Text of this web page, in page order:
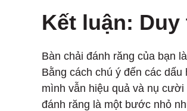
Kết luận:
Bàn chải đánh răng của bạn
Bằng cách chú ý đến các
mình vẫn hiệu quả và nụ
đánh răng là một bước nhỏ